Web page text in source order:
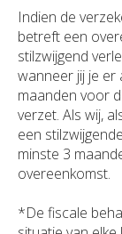
Indien de
betreft een
stilzwijgend
wanneer jij je er
maanden voor
verzet. Als wij,
een
minste 3
overeenkomst.
*De fiscale